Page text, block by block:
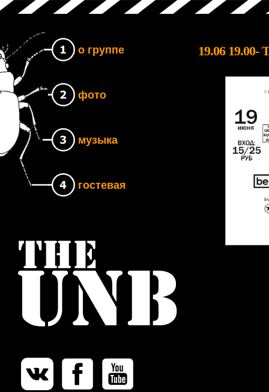
о группе
фото
музыка
гостевая
Группа The UNB
19.06